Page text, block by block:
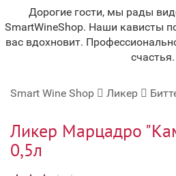
Мероприятия
Корпоративным клиентам
Под заказ
Бонусная система
Наша команда
Вино игристое и Шампанское
Вино безалкогольное
Бренди, Коньяк, Арманьяк
Виски и Бурбон
Пиво и слабоалк. напитки
Дорогие гости, мы рады
SmartWineShop. Наши кависты
вас вдохновит.
счастья.
Smart Wine Shop Ликер
Ликер Марцадро
0,5л